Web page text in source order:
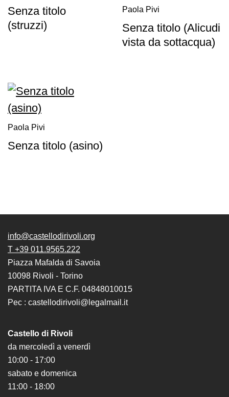
Amministrazione
trasparente
museo
Senza titolo
(struzzi)
Paola Pivi
Senza titolo (Alicudi
vista da sottacqua)
Paola Pivi
Senza titolo (asino)
info@castellodirivoli.org
T +39 011.9565.222
Piazza Mafalda di Savoia
10098 Rivoli - Torino
PARTITA IVA E C.F. 04848010015
Pec : castellodirivoli@legalmail.it
Castello di Rivoli
da mercoledì a venerdì
10:00 - 17:00
sabato e domenica
11:00 - 18:00